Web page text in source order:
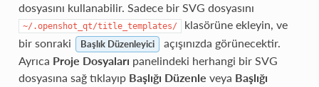
dosyasını kullanabilir. Sadece bir SVG dosyasını
~/.openshot_qt/title_templates/
klasörüne ekleyin, ve
bir sonraki
Başlık Düzenleyici
açışınızda görünecektir.
Ayrıca Proje Dosyaları panelindeki herhangi bir SVG
dosyasına sağ tıklayıp Başlığı Düzenle veya Başlığı